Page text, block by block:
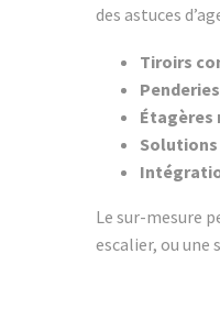
des astuces
Tiroirs
Étagères
Solutions
Le sur-mesure
escalier, ou